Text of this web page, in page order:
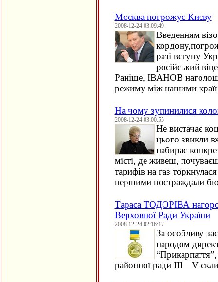
Москва погрожує Києву
2008-12-24 03:09:49
Введенням
разі вступу
російський
Раніше, ІВАНОВ
режиму між нашими
На чому зупинилися
2008-12-24 03:00:55
Не вистачає
цього звикли
набирає
місті, де живеш,
тарифів на газ
першими постраждали
Тараса ТОДОРІВА
Верховної Ради України
2008-12-24 02:16:17
За особливу
народом
районної ради ІІІ—V